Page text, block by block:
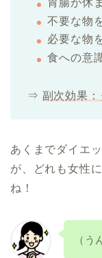
胃腸が休
不要な物
必要な物
食への意
⇒ 副次効果
あくまでダイエ
が、どれも女性
ね！
（う